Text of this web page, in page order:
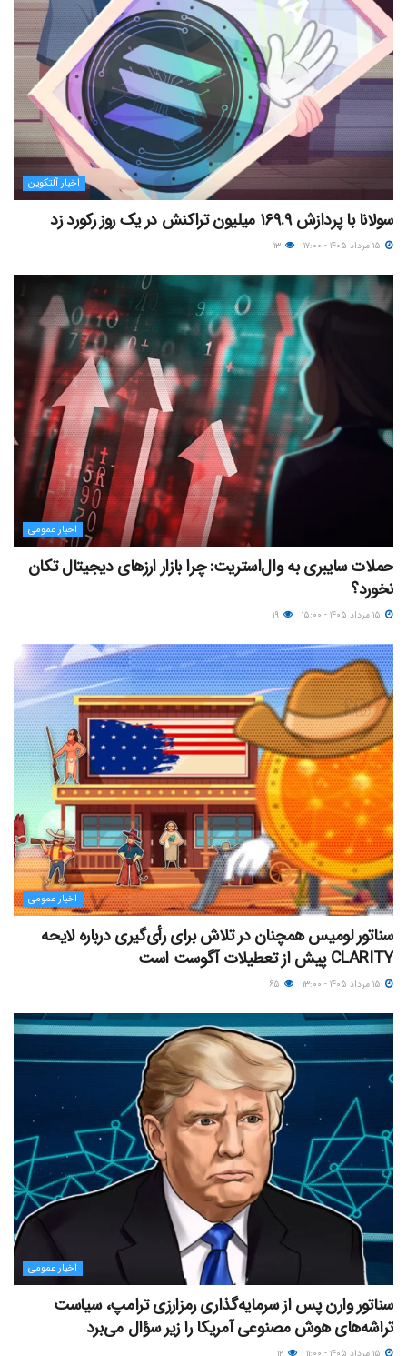
اخبار آلتکوین
سولانا با پردازش ۱۶۹.۹ میلیون تراکنش در یک روز رکورد زد
اخبار عمومی
حملات سایبری به وال‌استریت: چرا بازار ارزهای دیجیتال تکان
نخورد؟
اخبار عمومی
سناتور لومیس همچنان در تلاش برای رأی‌گیری درباره لایحه
CLARITY پیش از تعطیلات آگوست است
اخبار عمومی
سناتور وارن پس از سرمایه‌گذاری رمزارزی ترامپ، سیاست
تراشه‌های هوش مصنوعی آمریکا را زیر سؤال می‌برد